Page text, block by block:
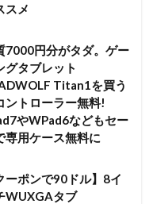
スメ
7000円分がタダ。ゲー
グタブレット
Titan1を買う
ントローラー無料!
やWPad6などもセー
専用ケース無料に
ーポンで90ドル】8イ
WUXGAタブ